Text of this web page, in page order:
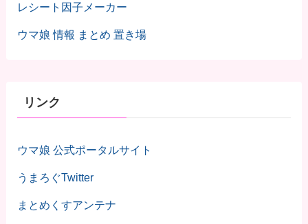
レシート因子メーカー
ウマ娘 情報 まとめ 置き場
リンク
ウマ娘 公式ポータルサイト
うまろぐTwitter
まとめくすアンテナ